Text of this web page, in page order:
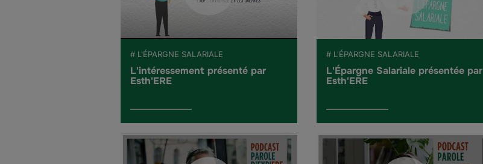
# L'ÉPARGNE SALARIALE
L'intéressement présenté par
Esth'ERE
# L'ÉPARGNE SALARIALE
L'Épargne Salariale présentée par
Esth'ERE